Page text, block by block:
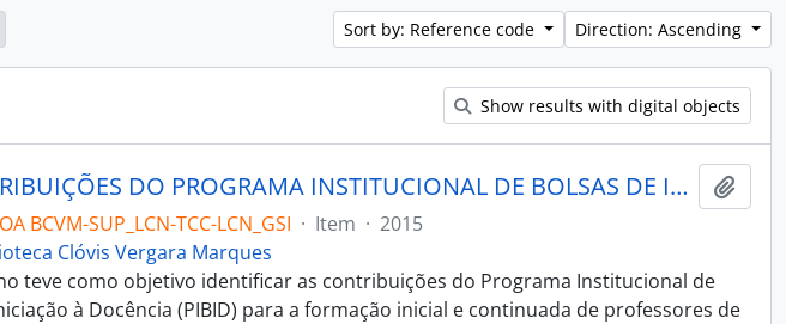
Sort by: Reference code Direction: Ascending
Show results with digital objects
AS CONTRIBUIÇÕES DO PROGRAMA INSTITUCIONAL DE BOLSAS DE INICIAÇÃO À DOCÊNCIA PARA PROFESSORES E FUTUROS PROFESSORES DE CIÊNCIAS: UM ESTUDO DE CASO DO PIBID/IFRS/LCN
BCVM-SUP_LCN-TCC-LCN_GSI · Item · 2015
Clóvis Vergara Marques
teve como objetivo identificar as contribuições do Programa Institucional de
à Docência (PIBID) para a formação inicial e continuada de professores de